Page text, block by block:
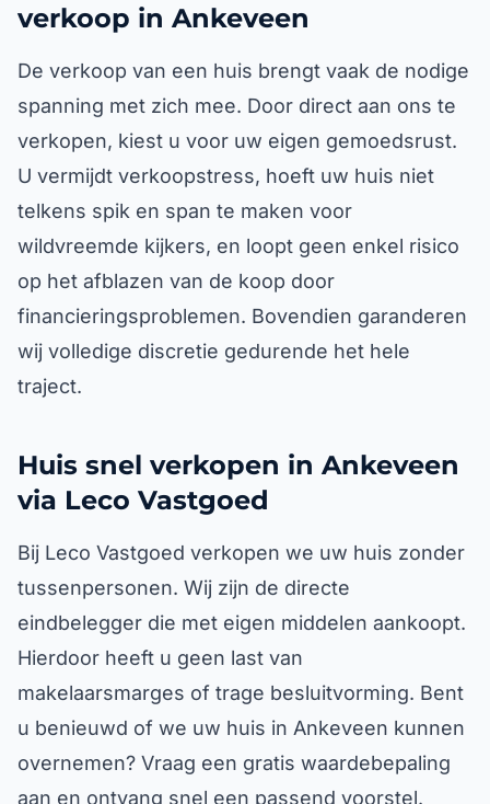
verkoop in Ankeveen
De verkoop van een huis brengt vaak de nodige
spanning met zich mee. Door direct aan ons te
verkopen, kiest u voor uw eigen gemoedsrust.
U vermijdt verkoopstress, hoeft uw huis niet
telkens spik en span te maken voor
wildvreemde kijkers, en loopt geen enkel risico
op het afblazen van de koop door
financieringsproblemen. Bovendien garanderen
wij volledige discretie gedurende het hele
traject.
Huis snel verkopen in Ankeveen
via Leco Vastgoed
Bij Leco Vastgoed verkopen we uw huis zonder
tussenpersonen. Wij zijn de directe
eindbelegger die met eigen middelen aankoopt.
Hierdoor heeft u geen last van
makelaarsmarges of trage besluitvorming. Bent
u benieuwd of we uw huis in Ankeveen kunnen
overnemen? Vraag een gratis waardebepaling
aan en ontvang snel een passend voorstel.